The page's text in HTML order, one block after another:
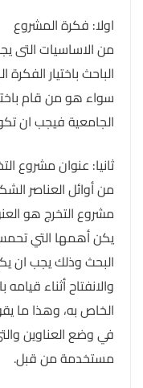
اولا: فكرة المشروع
من الاساسيات التى
الباحث باختيار
سواء هو من قام
الجامعية فيجب ان
ثانيا: عنوان مشروع
من أوائل العناصر
مشروع التخرج هو
يكن أهمها التي
البحث وذلك يجب ان
والانفتاح أثناء
الخاص به، وهذا ما
في وضع العناوين
مستخدمة من قبل.